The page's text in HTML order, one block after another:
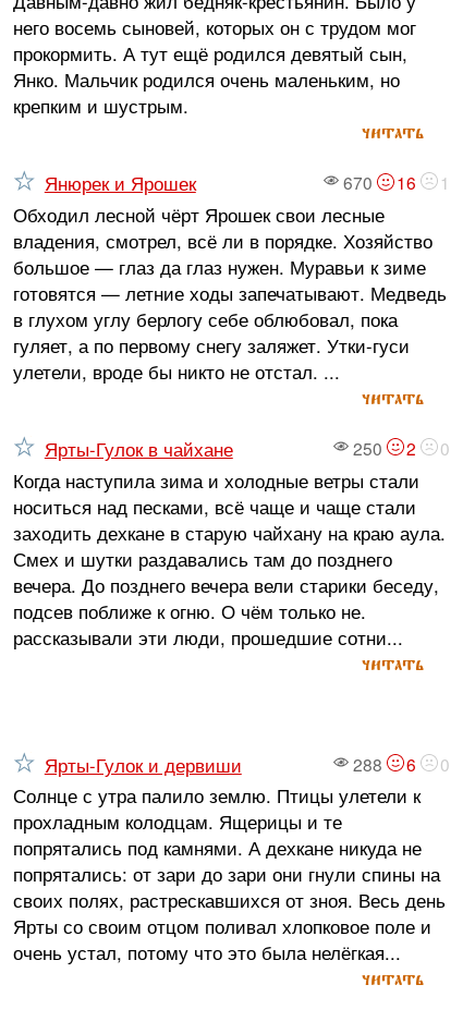
него восемь сыновей, которых он с трудом мог
прокормить. А тут ещё родился девятый сын,
Янко. Мальчик родился очень маленьким, но
крепким и шустрым.
читать
670 16 1
Янюрек и Ярошек
Обходил лесной чёрт Ярошек свои лесные
владения, смотрел, всё ли в порядке. Хозяйство
большое — глаз да глаз нужен. Муравьи к зиме
готовятся — летние ходы запечатывают. Медведь
в глухом углу берлогу себе облюбовал, пока
гуляет, а по первому снегу заляжет. Утки-гуси
улетели, вроде бы никто не отстал. ...
читать
250 2 0
Ярты-Гулок в чайхане
Когда наступила зима и холодные ветры стали
носиться над песками, всё чаще и чаще стали
заходить дехкане в старую чайхану на краю аула.
Смех и шутки раздавались там до позднего
вечера. До позднего вечера вели старики беседу,
подсев поближе к огню. О чём только не.
рассказывали эти люди, прошедшие сотни...
читать
288 6 0
Ярты-Гулок и дервиши
Солнце с утра палило землю. Птицы улетели к
прохладным колодцам. Ящерицы и те
попрятались под камнями. А дехкане никуда не
попрятались: от зари до зари они гнули спины на
своих полях, растрескавшихся от зноя. Весь день
Ярты со своим отцом поливал хлопковое поле и
очень устал, потому что это была нелёгкая...
читать